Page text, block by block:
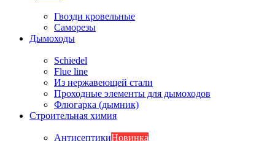
Гвозди кровельные
Саморезы
Дымоходы
Schiedel
Flue line
Из нержавеющей стали
Проходные элементы для дымоходов
Флюгарка (дымник)
Строительная химия
АнтисептикиНовинка